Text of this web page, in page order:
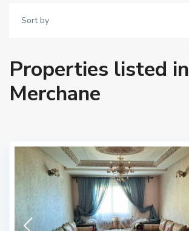
Sort by
Properties listed in
Merchane